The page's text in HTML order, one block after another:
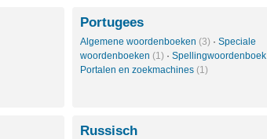
Portugees
Algemene woordenboeken (3) · Speciale
woordenboeken (1) · Spellingwoordenboek
Portalen en zoekmachines (1)
Russisch